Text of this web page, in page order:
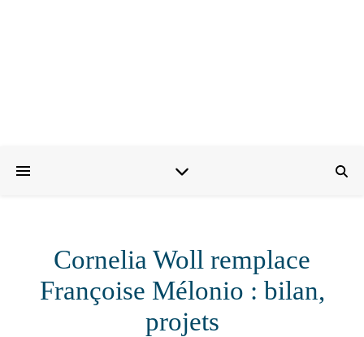
Cornelia Woll remplace
Françoise Mélonio : bilan,
projets